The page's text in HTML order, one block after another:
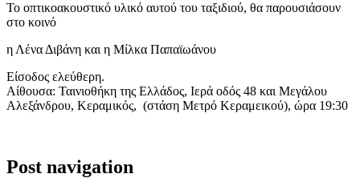
Το οπτικοακουστικό υλικό αυτού του ταξιδιού, θα παρουσιάσουν
στο κοινό
η Λένα Διβάνη και η Μίλκα Παπαϊωάνου
Είσοδος ελεύθερη.
Αίθουσα: Ταινιοθήκη της Ελλάδος, Ιερά οδός 48 και Μεγάλου
Αλεξάνδρου, Κεραμικός, (στάση Μετρό Κεραμεικού), ώρα 19:30
Post navigation